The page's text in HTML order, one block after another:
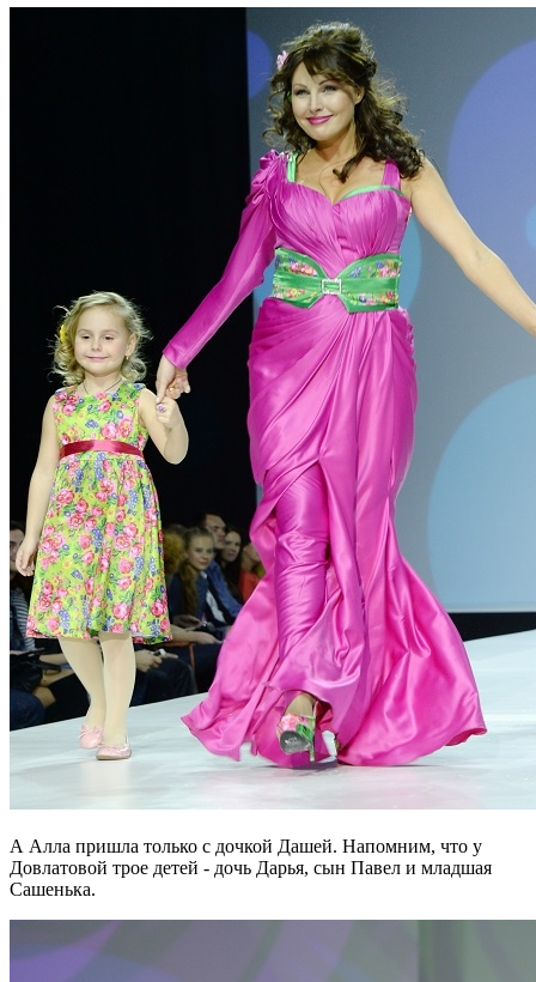
А Алла пришла только с дочкой Дашей. Напомним, что у
Довлатовой трое детей - дочь Дарья, сын Павел и младшая
Сашенька.